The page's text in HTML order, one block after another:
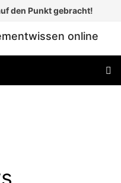
den Punkt gebracht!
online